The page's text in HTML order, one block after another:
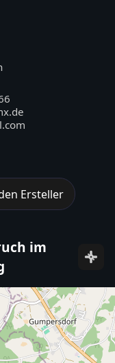
Ersteller
im